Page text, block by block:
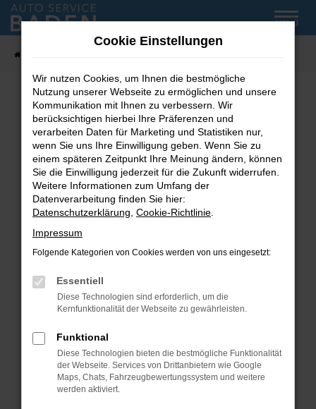
Zum
Hauptinhalt
MENÜ
Fehler: Network Error
Beim Laden ist ein Fehler aufgetreten.
Hier sind ein paar Tipps, die dir helfen können:
Überprüfe deine Firewall und deine
Internetverbindung.
Laden andere Webseiten, zum Beispiel deine
Suchmaschine?
Prüfe deine Browsererweiterungen.
können das Laden bestimmter Seiten
verhindern. Funktioniert die Seite in einem
Fenster?
Starte dein Gerät neu.
Das kann manchmal helfen, vorübergehende
Probleme zu beheben.
Cookie Einstellungen
Wir nutzen Cookies, um Ihnen die bestmögliche
Nutzung unserer Webseite zu ermöglichen und unsere
Kommunikation mit Ihnen zu verbessern. Wir
berücksichtigen hierbei Ihre Präferenzen und
verarbeiten Daten für Marketing und Statistiken nur,
wenn Sie uns Ihre Einwilligung geben. Wenn Sie zu
einem späteren Zeitpunkt Ihre Meinung ändern, können
Sie die Einwilligung jederzeit für die Zukunft widerrufen.
Weitere Informationen zum Umfang der
Datenverarbeitung finden Sie hier:
Datenschutzerklärung Cookie-Richtlinie
Impressum
Folgende Kategorien von Cookies werden von uns eingesetzt:
Essentiell
Diese Technologien sind erforderlich, um die
Kernfunktionalität der Webseite zu gewährleisten.
Funktional
Diese Technologien bieten die bestmögliche Funktionalität
der Webseite. Services von Drittanbietern wie Google
Maps, Chats, Fahrzeugbewertungssystem und weitere
werden aktiviert.